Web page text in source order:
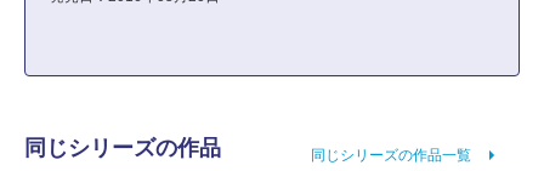
同じシリーズの作品 同じシリーズの作品一覧